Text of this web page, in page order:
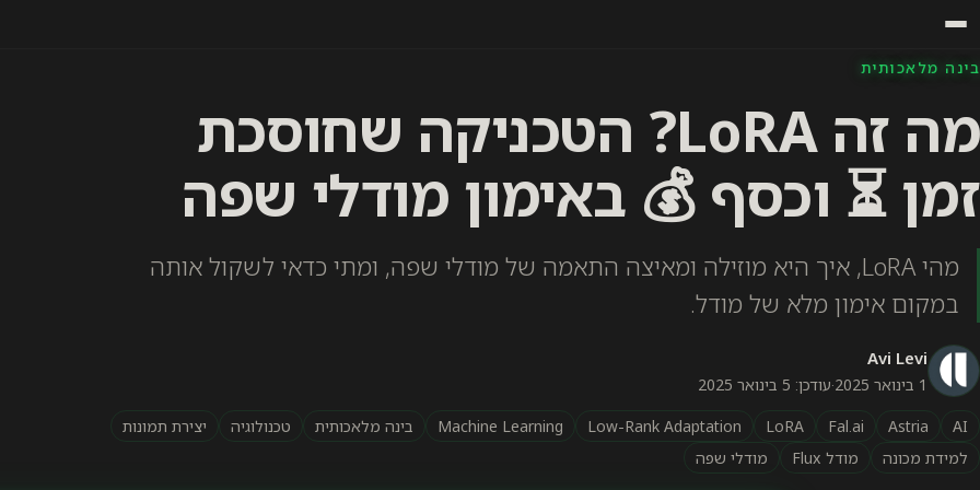
בינה מלאכותית
מה זה LoRA? הטכניקה שחוסכת
זמן ⏳ וכסף 💰 באימון מודלי שפה
מהי LoRA, איך היא מוזילה ומאיצה התאמה של מודלי שפה, ומתי כדאי לשקול אותה
במקום אימון מלא של מודל.
Avi Levi
1 בינואר 2025 ·עודכן: 5 בינואר 2025
AI
Astria
Fal.ai
LoRA
Low-Rank Adaptation
Machine Learning בינה מלאכותית טכנולוגיה
יצירת תמונות
למידת מכונה
מודל Flux מודלי שפה